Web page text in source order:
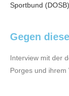
Sportbund (DOSB)​
Gegen
Interview mit der
Porges und ihrem